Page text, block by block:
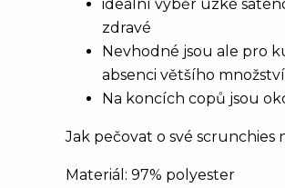
ideální výběr úzké
zdravé
Nevhodné jsou ale pro
absenci většího
Na koncích copů jsou
Jak pečovat o své scrunchies
Materiál: 97% polyester